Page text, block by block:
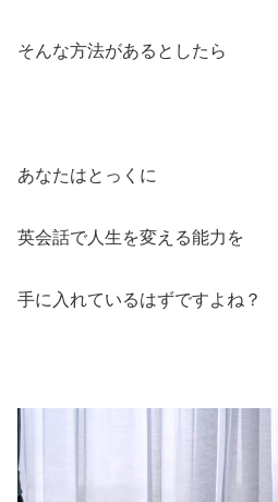
そんな方法があるとしたら
あなたはとっくに
英会話で人生を変える能力を
手に入れているはずですよね？